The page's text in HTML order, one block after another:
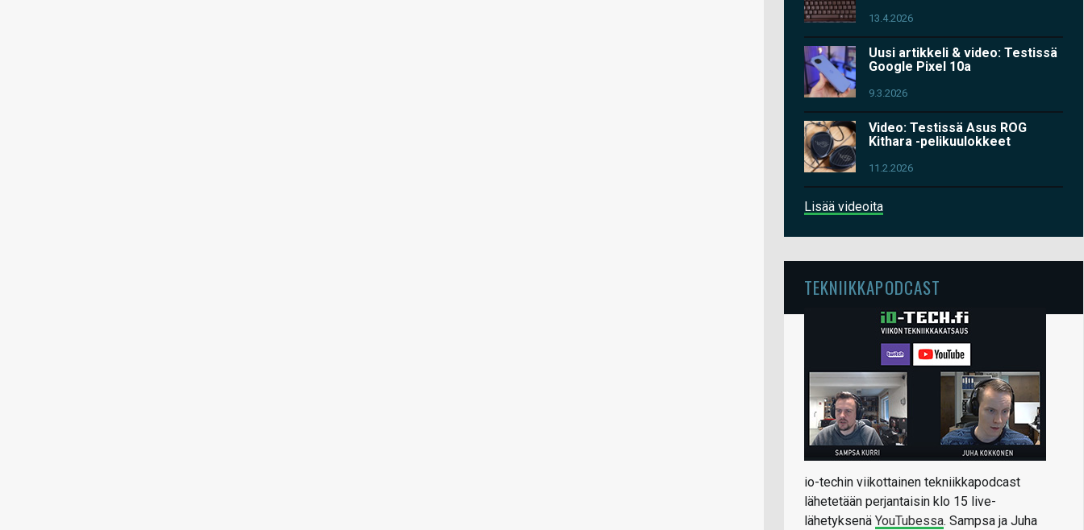
13.4.2026
Uusi artikkeli & video: Testissä
Google Pixel 10a
9.3.2026
Video: Testissä Asus ROG
Kithara -pelikuulokkeet
11.2.2026
Lisää videoita
TEKNIIKKAPODCAST
io-techin viikottainen tekniikkapodcast
lähetetään perjantaisin klo 15 live-
lähetyksenä YouTubessa. Sampsa ja Juha